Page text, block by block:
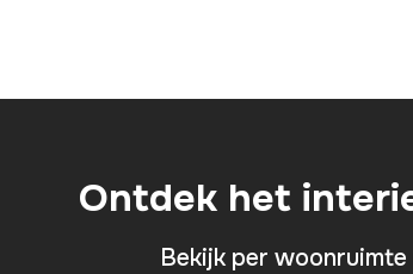
Ontdek het
Bekijk per woonruimte